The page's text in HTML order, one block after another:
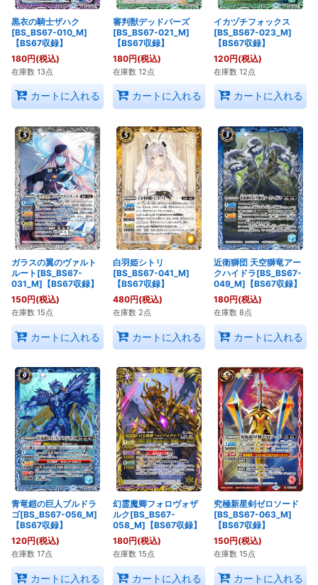
黒衣の騎士ザハク
[BS_BS67-010_M]
【BS67収録】
180円(税込)
在庫数 13点
カートに入れる
審判獣デッドバーズ
[BS_BS67-021_M]
【BS67収録】
180円(税込)
在庫数 12点
カートに入れる
イカヅチフォックス
[BS_BS67-023_M]
【BS67収録】
120円(税込)
在庫数 12点
カートに入れる
ガラスの翼のヴァルト
ルート[BS_BS67-
031_M]【BS67収録】
150円(税込)
在庫数 15点
カートに入れる
白羽姫シトリ
[BS_BS67-041_M]
【BS67収録】
480円(税込)
在庫数 2点
カートに入れる
近衛獅団 天空獅竜アー
クハイドラ[BS_BS67-
049_M]【BS67収録】
180円(税込)
在庫数 8点
カートに入れる
青竜鎧の巨人ブルドラ
ゴ[BS_BS67-056_M]
【BS67収録】
120円(税込)
在庫数 17点
カートに入れる
幻霊魔卿フォロヴォザ
ルク[BS_BS67-
058_M]【BS67収録】
180円(税込)
在庫数 15点
カートに入れる
究極新星剣ゼロソード
[BS_BS67-063_M]
【BS67収録】
150円(税込)
在庫数 15点
カートに入れる